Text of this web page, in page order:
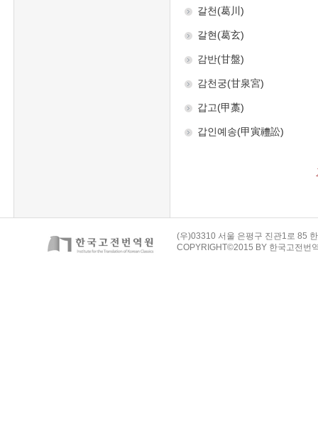
(우)03310 서울 은평구 진관1로 85
COPYRIGHT©2015 BY 한국고전번